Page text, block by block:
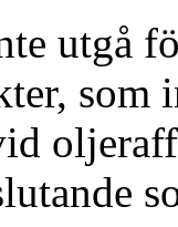
utgå
som